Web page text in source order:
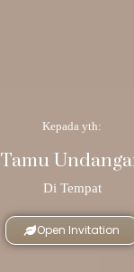
Kepada yth:
Tamu
Di Tempat
Open Invitation